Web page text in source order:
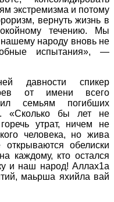
экстремизма и потому
вернуть жизнь в
течению. Мы
народу вновь не
испытания», —
давности спикер
от имени всего
семьям погибших
«Сколько бы лет не
утрат, ничем не
человека, но жива
обелиски
каждому, кто остался
и наш народ! Аллах1а
маьрша яхийла вай